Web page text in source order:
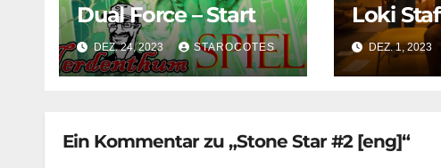
Dual Force – Start
DEZ. 24, 2023 STAROCOTES
Loki
DEZ. 1, 2023
Ein Kommentar zu „Stone Star #2 [eng]“